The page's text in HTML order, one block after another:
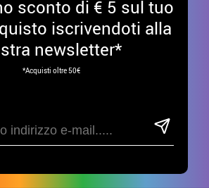
sconto di € 5 sul tuo
iscrivendoti alla
newsletter*
*Acquisti oltre 50€